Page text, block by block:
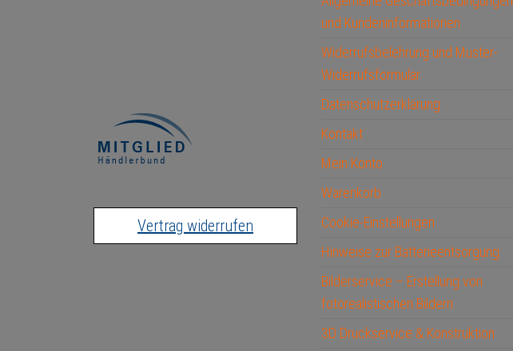
Vertrag widerrufen
und Kundeninformationen
Widerrufsbelehrung und Muster-
Widerrufsformular
Datenschutzerklärung
Kontakt
Mein Konto
Warenkorb
Cookie-Einstellungen
Hinweise zur Batterieentsorgung
Bilderservice – Erstellung von
fotorealistischen Bildern
3D Druckservice & Konstruktion